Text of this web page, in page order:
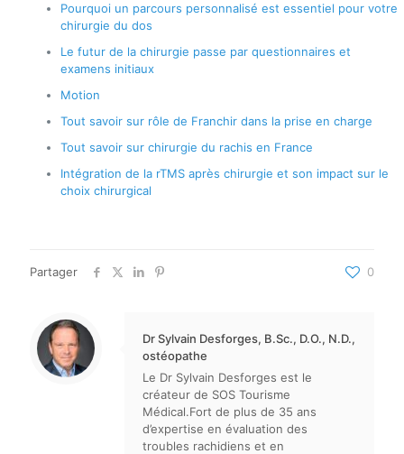
Pourquoi un parcours personnalisé est essentiel pour votre
chirurgie du dos
Le futur de la chirurgie passe par questionnaires et
examens initiaux
Motion
Tout savoir sur rôle de Franchir dans la prise en charge
Tout savoir sur chirurgie du rachis en France
Intégration de la rTMS après chirurgie et son impact sur le
choix chirurgical
Partager 0
Dr Sylvain Desforges, B.Sc., D.O., N.D.,
ostéopathe
Le Dr Sylvain Desforges est le
créateur de SOS Tourisme
Médical.Fort de plus de 35 ans
d’expertise en évaluation des
troubles rachidiens et en